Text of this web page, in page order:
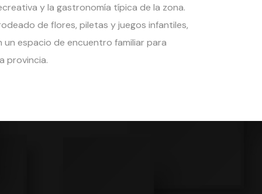
y la gastronomía típica de la zona.
de flores, piletas y juegos infantiles,
un espacio de encuentro familiar para
provincia.